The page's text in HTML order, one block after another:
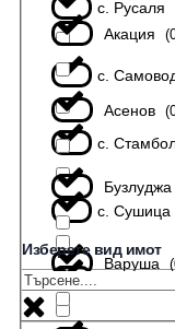
с. Русаля
с.
с.
с. Сушица
Акация (
Асенов (
Бузлуджа
Варуша (
Изберете вид имот